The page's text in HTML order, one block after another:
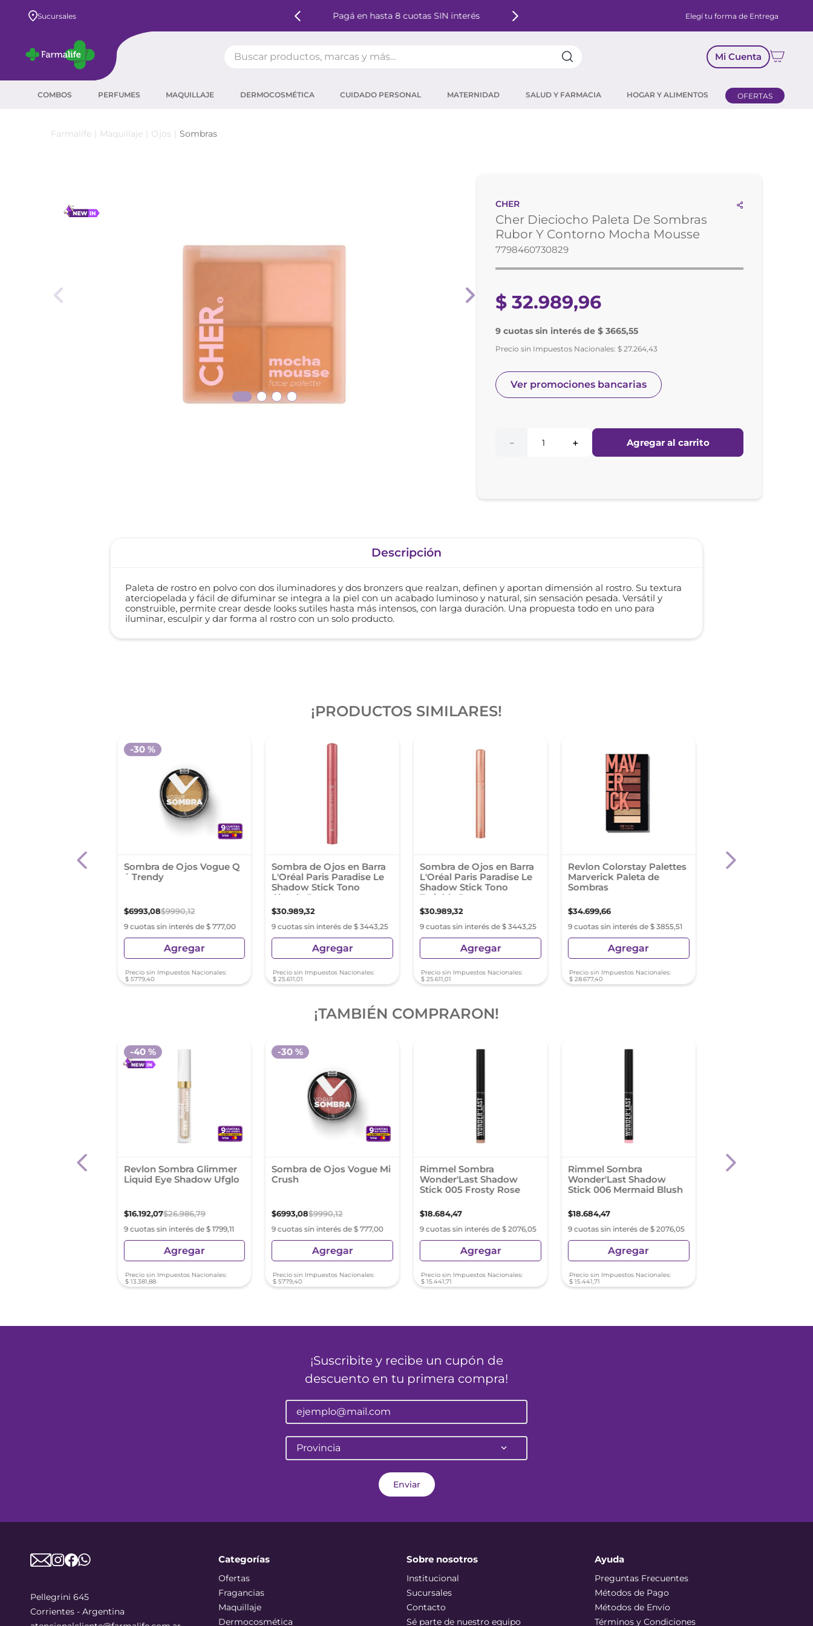
Sucursales Pagá en hasta 8 cuotas SIN interés Elegí tu forma de Entrega
Mi Cuenta
COMBOS PERFUMES MAQUILLAJE DERMOCOSMÉTICA CUIDADO PERSONAL MATERNIDAD SALUD Y FARMACIA HOGAR Y ALIMENTOS OFERTAS
Maquillaje Ojos Sombras
CHER
Cher Dieciocho Paleta De Sombras
Rubor Y Contorno Mocha Mousse
7798460730829
$ 32.989,96
9 cuotas sin interés de $ 3665,55
Precio sin Impuestos Nacionales:$ 27.264,43
Ver promociones bancarias
＋
－ Agregar al carrito
Descripción
Paleta de rostro en polvo con dos iluminadores y dos bronzers que realzan, definen y aportan dimensión al rostro. Su textura
aterciopelada y fácil de difuminar se integra a la piel con un acabado luminoso y natural, sin sensación pesada. Versátil y
construible, permite crear desde looks sutiles hasta más intensos, con larga duración. Una propuesta todo en uno para
iluminar, esculpir y dar forma al rostro con un solo producto.
¡PRODUCTOS SIMILARES!
Sombra de Ojos Vogue Q
´ Trendy
$6993,08$9990,12
9 cuotas sin interés de $ 777,00
-30 %
Agregar
Precio sin Impuestos Nacionales:
$ 5779,40
Sombra de Ojos en Barra
L'Oréal Paris Paradise Le
Shadow Stick Tono
Cloudy Rose
$30.989,32
9 cuotas sin interés de $ 3443,25
Agregar
Precio sin Impuestos Nacionales:
$ 25.611,01
Sombra de Ojos en Barra
L'Oréal Paris Paradise Le
Shadow Stick Tono
Twinkly Rose
$30.989,32
9 cuotas sin interés de $ 3443,25
Agregar
Precio sin Impuestos Nacionales:
$ 25.611,01
Revlon Colorstay Palettes
Marverick Paleta de
Sombras
$34.699,66
9 cuotas sin interés de $ 3855,51
Agregar
Precio sin Impuestos Nacionales:
$ 28.677,40
Revlon Colorstay
¡TAMBIÉN COMPRARON!
Revlon Sombra Glimmer
Liquid Eye Shadow Ufglo
$16.192,07$26.986,79
9 cuotas sin interés de $ 1799,11
-40 %
Agregar
Precio sin Impuestos Nacionales:
$ 13.381,88
Sombra de Ojos Vogue Mi
Crush
$6993,08$9990,12
9 cuotas sin interés de $ 777,00
-30 %
Agregar
Precio sin Impuestos Nacionales:
$ 5779,40
Rimmel Sombra
Wonder'Last Shadow
Stick 005 Frosty Rose
$18.684,47
9 cuotas sin interés de $ 2076,05
Agregar
Precio sin Impuestos Nacionales:
$ 15.441,71
Rimmel Sombra
Wonder'Last Shadow
Stick 006 Mermaid Blush
$18.684,47
9 cuotas sin interés de $ 2076,05
Agregar
Precio sin Impuestos Nacionales:
$ 15.441,71
Rimmel Sombra
¡Suscribite y recibe un cupón de
descuento en tu primera compra!
Provincia
Enviar
Pellegrini 645
Corrientes - Argentina
Categorías
Ofertas
Fragancias
Maquillaje
Dermocosmética
Sobre nosotros
Institucional
Sucursales
Contacto
Sé parte de nuestro equipo
Ayuda
Preguntas Frecuentes
Métodos de Pago
Métodos de Envío
Términos y Condiciones